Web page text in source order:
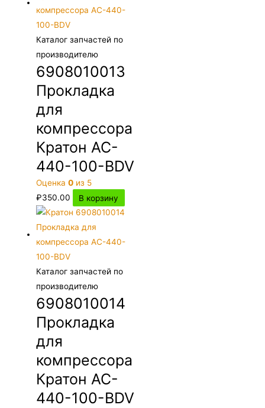
Каталог запчастей по
производителю
6908010013
Прокладка
для
компрессора
Кратон AC-
440-100-BDV
Оценка0 из 5
₽350.00 В корзину
Каталог запчастей по
производителю
6908010014
Прокладка
для
компрессора
Кратон AC-
440-100-BDV